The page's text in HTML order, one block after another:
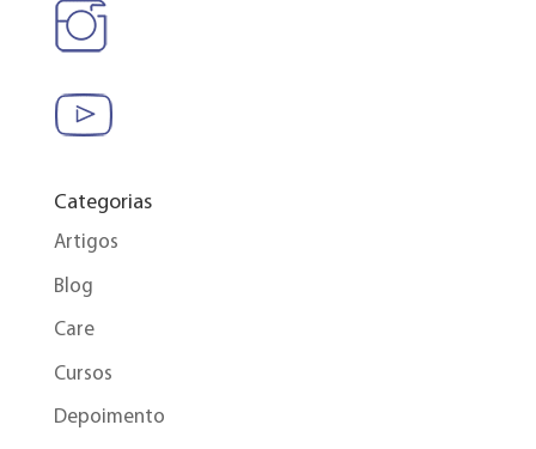
Categorias
Artigos
Blog
Care
Cursos
Depoimento